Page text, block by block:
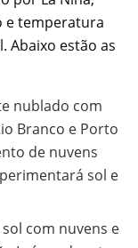
e temperatura
Abaixo estão as
nublado com
Branco e Porto
de nuvens
sol e
com nuvens e